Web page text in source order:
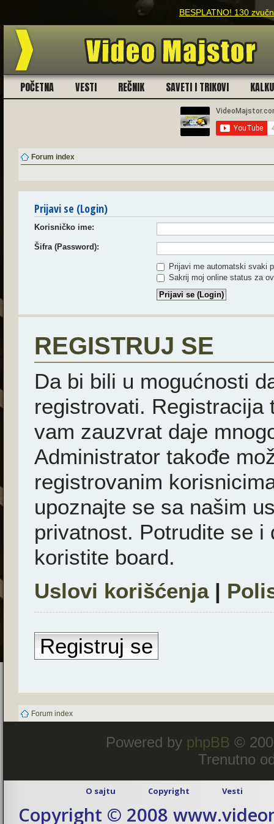
BESPLATNO! 130
POČETNA VESTI REČNIK SAVETI I TRIKOVI
Forum index
Prijavi se (Login)
Korisničko ime:
Šifra (Password):
Prijavi me automatski svaki
Sakrij moj online status za
REGISTRUJ SE
Da bi bili u mogućnosti
registrovati. Registracija
vam zauzvrat daje
Administrator takođe
registrovanim
upoznajte se sa našim
privatnost. Potrudite se
koristite board.
Uslovi korišćenja|
Registruj se
Forum index
Powered by phpBB ©
Trenutno
O sajtu Copyright Vesti
Copyright © 2008